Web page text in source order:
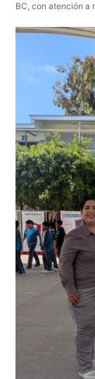
BC, con atención a